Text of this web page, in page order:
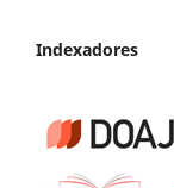
Indexadores